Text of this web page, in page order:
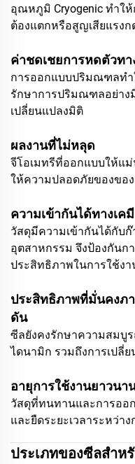
อุณหภูมิ Cryogenic ทําใ
ต้องแตกหรือสูญเสียแรง
ค่าชดเชยการหดตัวท
การออกแบบปริมณฑลทํ
รักษาการปริมณฑลอย่าง
เปลี่ยนแปลงมิติ
ผลงานที่ไม่หลุด
จีโอเมทรีที่ออกแบบให้แ
ให้ความปลอดภัยของขอ
ความเข้ากันได้ทางเค
วัสดุมีความเข้ากันได้กับก๊
อุตสาหกรรม จึงป้องกันก
ประสิทธิภาพในการใช้งา
ประสิทธิภาพที่มั่นคงภ
ดัน
ซีลยังคงรักษาความสมบู
ไดนามิก รวมถึงการเปลี่
อายุการใช้งานยาวนา
วัสดุที่ทนทานและการออ
และยืดระยะเวลาระหว่า
ประเภทของซีลสำห